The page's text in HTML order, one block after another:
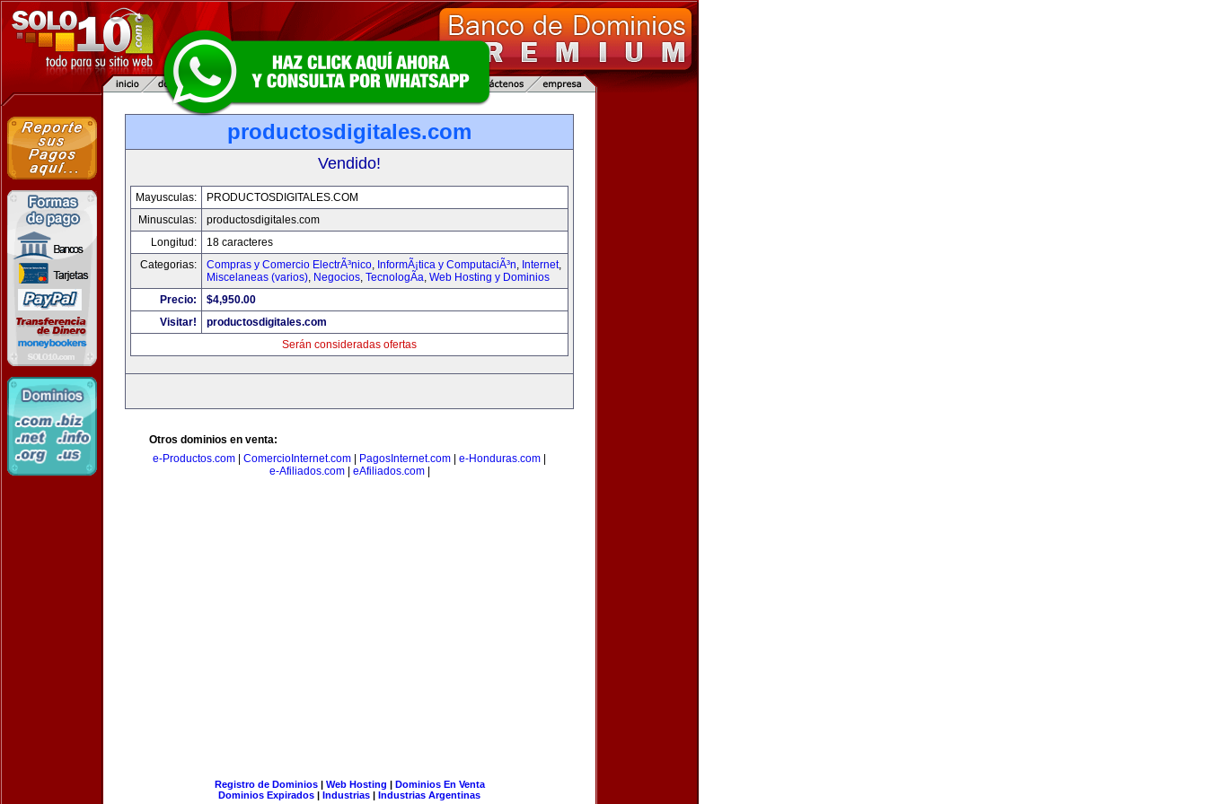
productosdigitales.com
Vendido!
Mayusculas:
PRODUCTOSDIGITALES.COM
Minusculas:
productosdigitales.com
Longitud:
18 caracteres
Categorias:
Compras y Comercio ElectrÃ³nico, InformÃ¡tica y ComputaciÃ³n, Internet,
Miscelaneas (varios), Negocios, TecnologÃ­a, Web Hosting y Dominios
Precio:
$4,950.00
Visitar!
productosdigitales.com
Serán consideradas ofertas
Otros dominios en venta:
e-Productos.com
ComercioInternet.com PagosInternet.com e-Honduras.com
e-Afiliados.com| eAfiliados.com|
Registro de Dominios| Web Hosting | Dominios En Venta
Dominios Expirados | Industrias | Industrias Argentinas